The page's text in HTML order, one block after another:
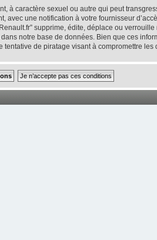
caractère sexuel ou autre qui peut
une notification à votre fournisseur
supprime, édite, déplace ou
notre base de données. Bien que ces
tentative de piratage visant à compromettre les